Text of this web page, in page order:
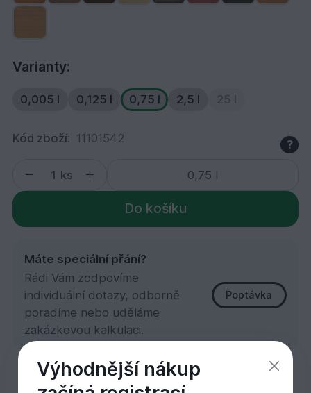
Varianty:
0,005 l 0,125 l 0,75 l 2,5 l 25 l
Kód zboží: 11101542 ?
ks
Do košíku
Máte speciální přání?
Rádi Vám zodpovíme
individuální dotazy, odborně
poradíme nebo uděláme
zakázkovou kalkulaci.
Poptávka
9203 Lazura HS bazaltově šedá 0,75 l
Výhodnější nákup